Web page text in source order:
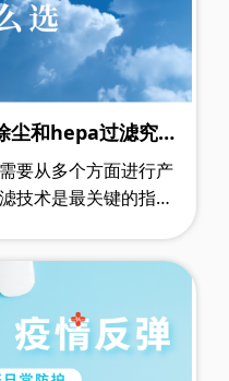
尘和hepa过滤究竟
要从多个方面进行产
技术是最关键的指标